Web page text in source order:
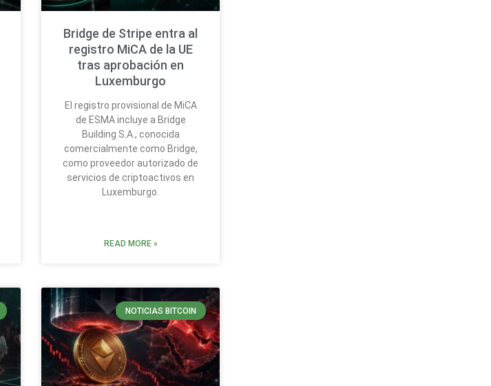
Bridge de Stripe entra al
registro MiCA de la UE
tras aprobación en
Luxemburgo
El registro provisional de MiCA
de ESMA incluye a Bridge
Building S.A., conocida
comercialmente como Bridge,
como proveedor autorizado de
servicios de criptoactivos en
Luxemburgo.
READ MORE »
NOTICIAS BITCOIN